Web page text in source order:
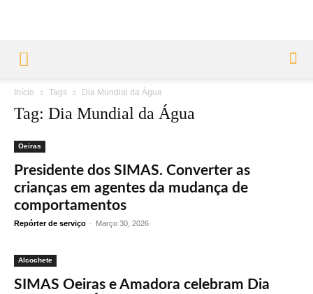
Início Tags Dia Mundial da Água
Tag: Dia Mundial da Água
Oeiras
Presidente dos SIMAS. Converter as
crianças em agentes da mudança de
comportamentos
Repórter de serviço - Março 30, 2026
Alcochete
SIMAS Oeiras e Amadora celebram Dia